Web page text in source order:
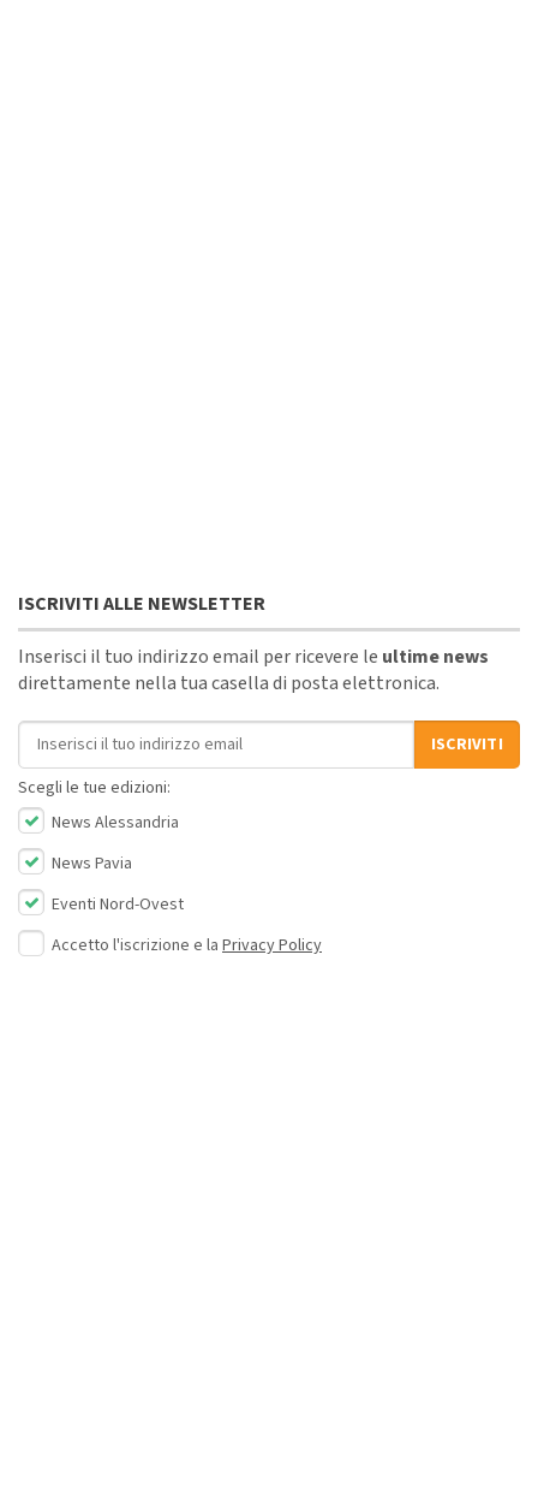
ISCRIVITI ALLE NEWSLETTER
Inserisci il tuo indirizzo email per ricevere le ultime news
direttamente nella tua casella di posta elettronica.
Indirizzo email
ISCRIVITI
Scegli le tue edizioni:
News Alessandria
News Pavia
Eventi Nord-Ovest
Accetto l'iscrizione e la Privacy Policy